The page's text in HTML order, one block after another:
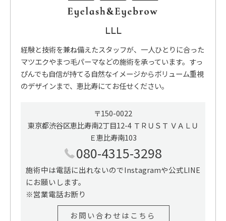
LLL
経験と技術を兼ね備えたスタッフが、一人ひとりに合った
マツエクやまつ毛パーマなどの施術を承っています。すっ
ぴんでも自信が持てる自然なイメージからボリューム重視
のデザインまで、恵比寿にてお任せください。
〒150-0022
東京都渋谷区恵比寿南2丁目12-4 ＴＲＵＳＴ ＶＡＬＵ
Ｅ恵比寿南103
080-4315-3298
施術中は電話に出れないのでInstagramや公式LINE
にお願いします。
※営業電話お断り
お問い合わせはこちら